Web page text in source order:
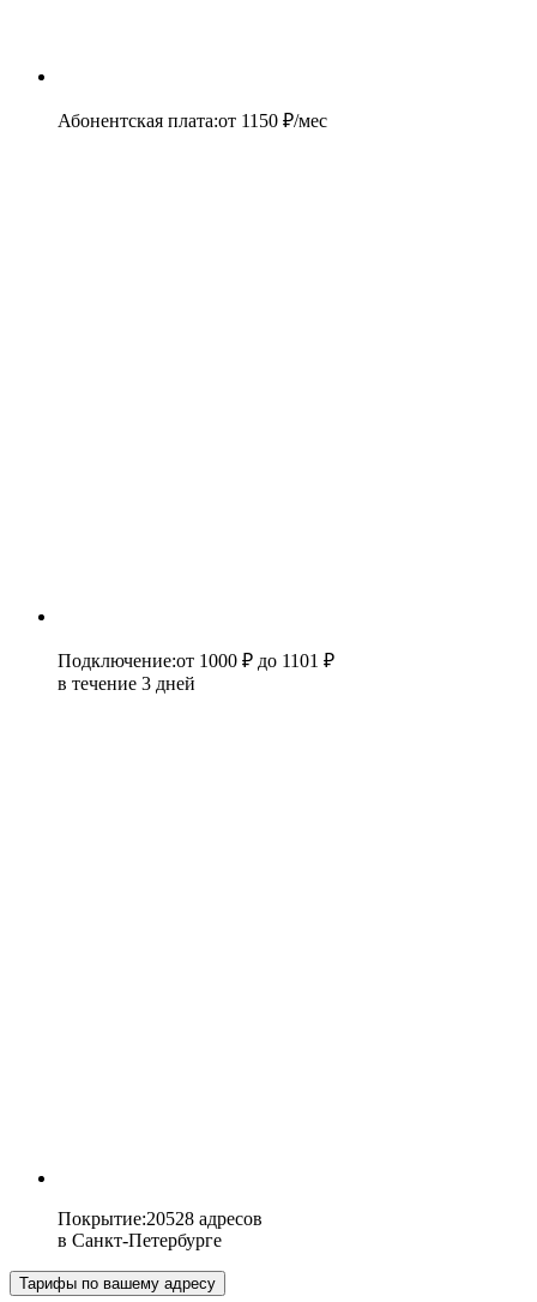
Абонентская плата:от 1150 ₽/мес
Подключение:от 1000 ₽ до 1101 ₽
в течение 3 дней
Покрытие:20528 адресов
в Санкт-Петербурге
Тарифы по вашему адресу